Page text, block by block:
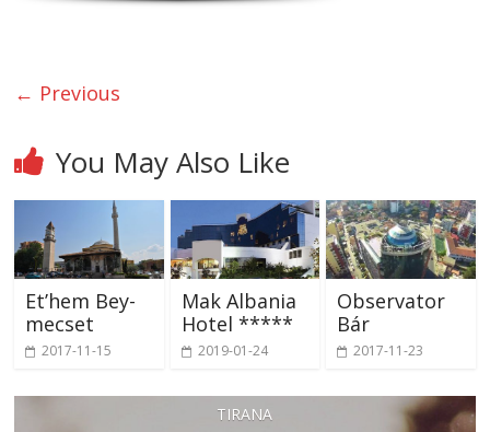
← Previous
You May Also Like
Et’hem Bey-
mecset
2017-11-15
Mak Albania
Hotel *****
2019-01-24
Observator
Bár
2017-11-23
TIRANA